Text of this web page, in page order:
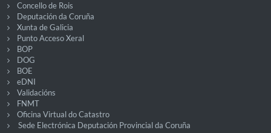
Concello de Rois
Deputación da Coruña
Xunta de Galicia
Punto Acceso Xeral
BOP
DOG
BOE
eDNI
Validacións
FNMT
Oficina Virtual do Catastro
Sede Electrónica Deputación Provincial da Coruña